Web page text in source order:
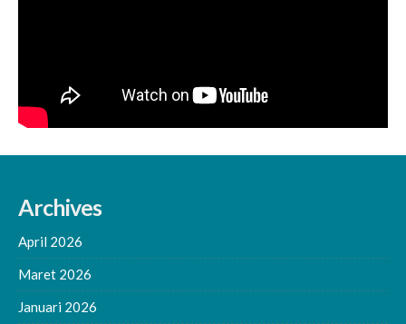
Archives
April 2026
Maret 2026
Januari 2026